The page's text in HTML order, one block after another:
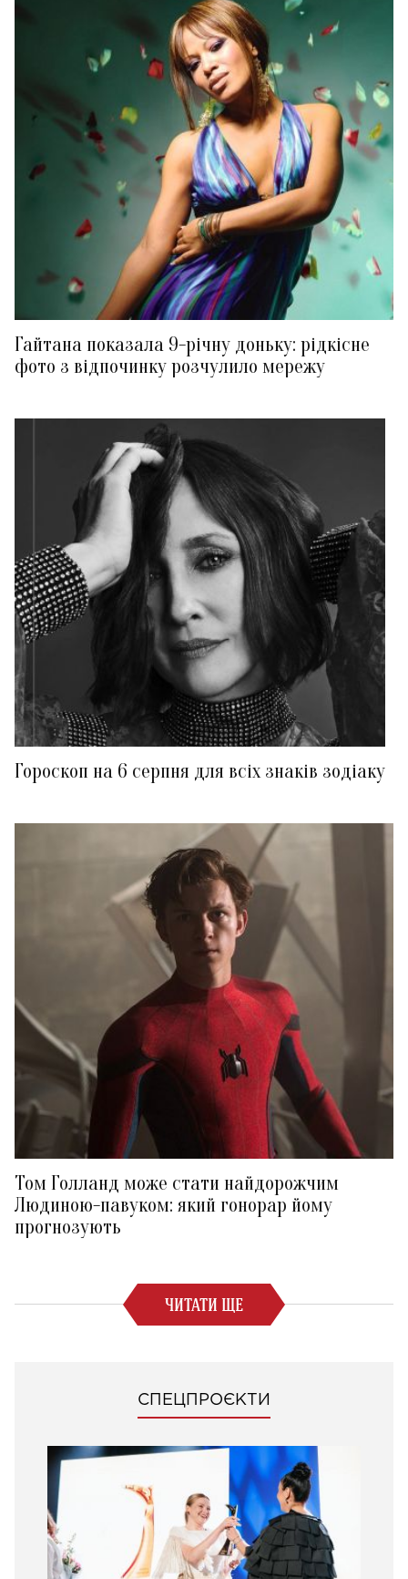
Гайтана показала 9-річну доньку: рідкісне
фото з відпочинку розчулило мережу
Гороскоп на 6 серпня для всіх знаків зодіаку
Том Голланд може стати найдорожчим
Людиною-павуком: який гонорар йому
прогнозують
ЧИТАТИ ЩЕ
СПЕЦПРОЄКТИ